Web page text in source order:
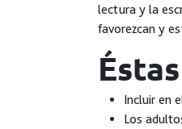
lectura y la
favorezcan y
Incluir en
Los